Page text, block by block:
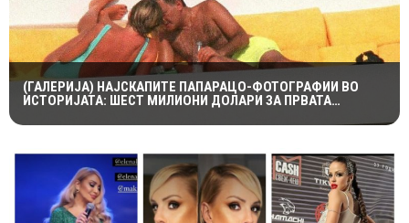
(ГАЛЕРИЈА) НАЈСКАПИТЕ ПАПАРАЦО-ФОТОГРАФИИ ВО
ИСТОРИЈАТА: ШЕСТ МИЛИОНИ ДОЛАРИ ЗА ПРВАТА